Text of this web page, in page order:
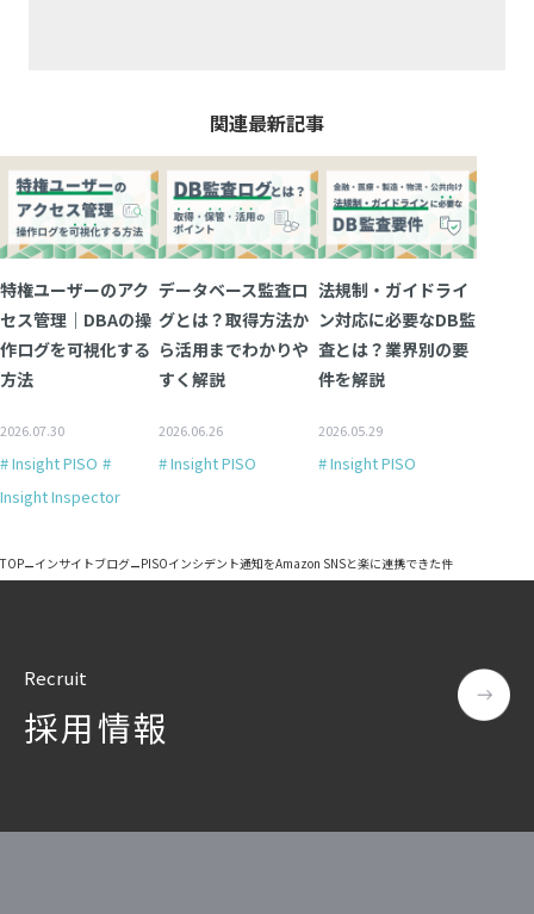
関連最新記事
特権ユーザーのアク
セス管理｜DBAの操
作ログを可視化する
方法
2026.07.30
# Insight PISO #
Insight Inspector
データベース監査ロ
グとは？取得方法か
ら活用までわかりや
すく解説
2026.06.26
# Insight PISO
法規制・ガイドライ
ン対応に必要なDB監
査とは？業界別の要
件を解説
2026.05.29
# Insight PISO
TOP–インサイトブログ–PISOインシデント通知をAmazon SNSと楽に連携できた件
Recruit
採用情報